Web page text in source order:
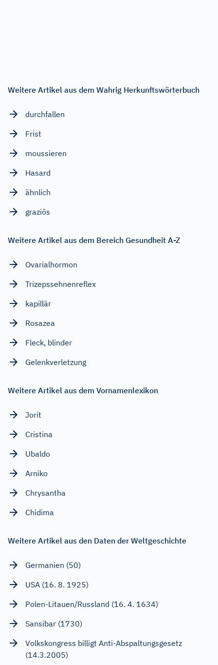
Weitere Artikel aus dem Wahrig Herkunftswörterbuch
durchfallen
Frist
moussieren
Hasard
ähnlich
graziös
Weitere Artikel aus dem Bereich Gesundheit A-Z
Ovarialhormon
Trizepssehnenreflex
kapillär
Rosazea
Fleck, blinder
Gelenkverletzung
Weitere Artikel aus dem Vornamenlexikon
Jorit
Cristina
Ubaldo
Arniko
Chrysantha
Chidima
Weitere Artikel aus den Daten der Weltgeschichte
Germanien (50)
USA (16. 8. 1925)
Polen-Litauen/Russland (16. 4. 1634)
Sansibar (1730)
Volkskongress billigt Anti-Abspaltungsgesetz
(14.3.2005)